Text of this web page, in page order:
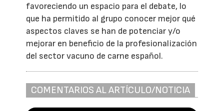
favoreciendo un espacio para el debate, lo
que ha permitido al grupo conocer mejor qué
aspectos claves se han de potenciar y/o
mejorar en beneficio de la profesionalización
del sector vacuno de carne español.
COMENTARIOS AL ARTÍCULO/NOTICIA